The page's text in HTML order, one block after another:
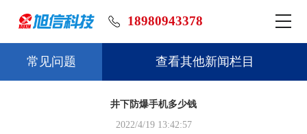
18980943378
常见问题 查看其他新闻栏目
井下防爆手机多少钱
2022/4/19 13:42:57